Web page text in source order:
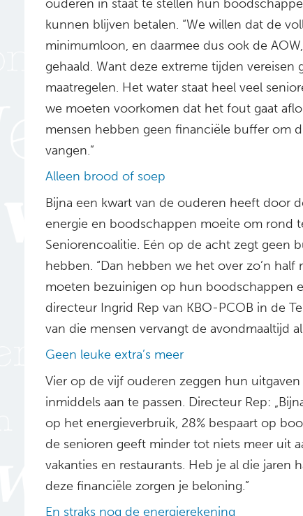
ouderen in staat te stellen hun
kunnen blijven betalen. “We willen dat de
minimumloon, en daarmee dus ook de
gehaald. Want deze extreme tijden
maatregelen. Het water staat heel veel
we moeten voorkomen dat het fout gaat
mensen hebben geen financiële buffer om
vangen.”
Alleen brood of soep
Bijna een kwart van de ouderen heeft door
energie en boodschappen moeite om rond
Seniorencoalitie. Eén op de acht zegt geen
hebben. “Dan hebben we het over zo’n
moeten bezuinigen op hun boodschappen
directeur Ingrid Rep van KBO-PCOB in de
van die mensen vervangt de avondmaaltijd
Geen leuke extra’s meer
Vier op de vijf ouderen zeggen hun
inmiddels aan te passen. Directeur Rep:
op het energieverbruik, 28% bespaart op
de senioren geeft minder tot niets meer uit
vakanties en restaurants. Heb je al die jaren
deze financiële zorgen je beloning.”
En straks nog de energierekening